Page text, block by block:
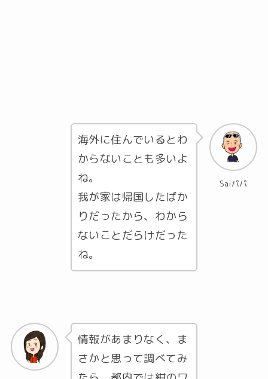
Saiパパ
海外に住んでいるとわ
からないことも多いよ
ね。
我が家は帰国したばか
りだったから、わから
ないことだらけだった
ね。
情報があまりなく、ま
さかと思って調べてみ